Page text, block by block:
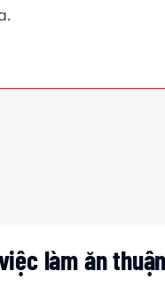
làm ăn thuận